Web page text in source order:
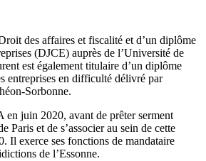
des affaires et fiscalité et d’un diplôme
(DJCE) auprès de l’Université de
est également titulaire d’un diplôme
entreprises en difficulté délivré par
Sorbonne.
en juin 2020, avant de prêter serment
Paris et de s’associer au sein de cette
Il exerce ses fonctions de mandataire
de l’Essonne.